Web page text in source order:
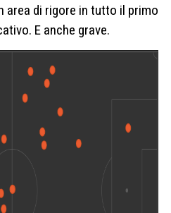
area di rigore in tutto il primo
E anche grave.